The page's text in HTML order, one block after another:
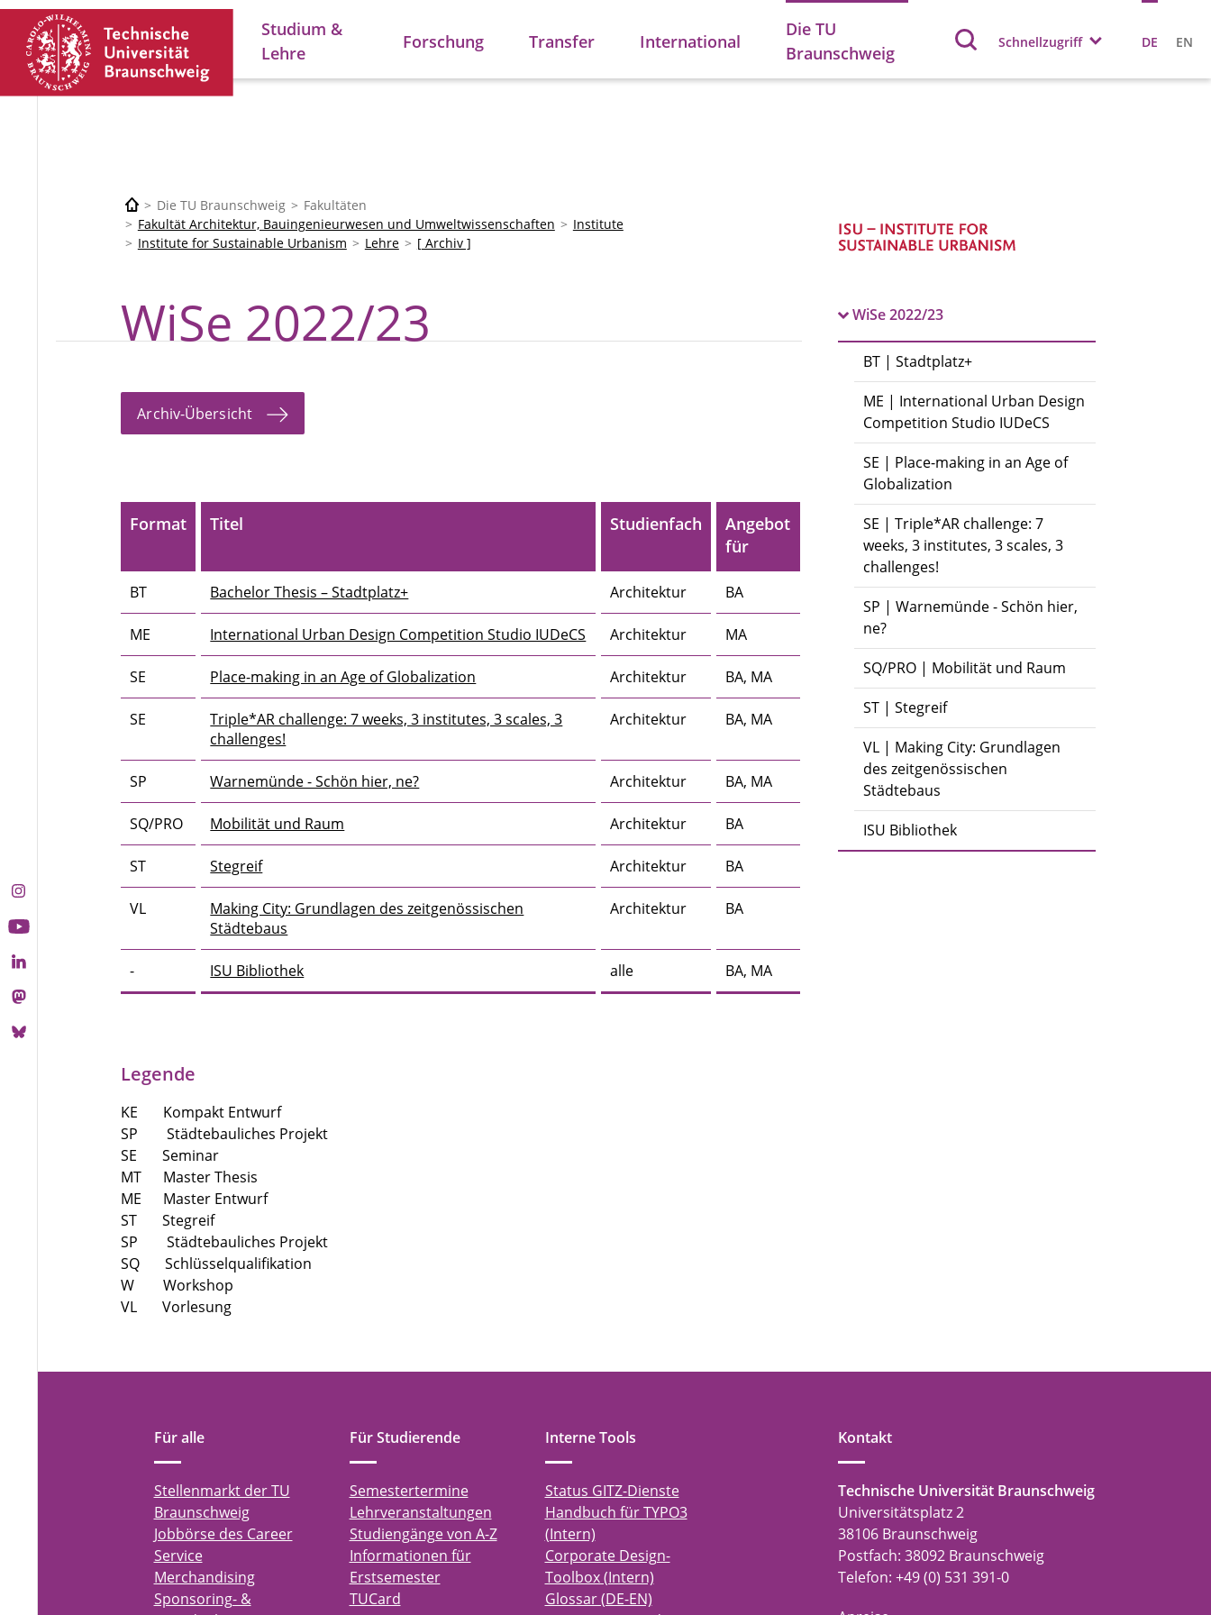
Studium &
Lehre
Forschung Transfer International
Die TU
Braunschweig
Schnellzugriff DE EN
Die TU Braunschweig
Fakultäten
Fakultät Architektur, Bauingenieurwesen und Umweltwissenschaften
Institute
Institute for Sustainable Urbanism
Lehre [ Archiv ]
WiSe 2022/23
BT | Stadtplatz+
ME | International Urban Design
Competition Studio IUDeCS
SE | Place-making in an Age of
Globalization
SE | Triple*AR challenge: 7
weeks, 3 institutes, 3 scales, 3
challenges!
SP | Warnemünde - Schön hier,
ne?
SQ/PRO | Mobilität und Raum
ST | Stegreif
VL | Making City: Grundlagen
des zeitgenössischen
Städtebaus
ISU Bibliothek
WiSe 2022/23
Archiv-Übersicht
Format Titel Studienfach
Angebot
für
BT Bachelor Thesis – Stadtplatz+ Architektur BA
ME International Urban Design Competition Studio IUDeCS Architektur MA
SE Place-making in an Age of Globalization Architektur BA, MA
SE
Triple*AR challenge: 7 weeks, 3 institutes, 3 scales, 3
challenges!
Architektur BA, MA
SP Warnemünde - Schön hier, ne? Architektur BA, MA
SQ/PRO Mobilität und Raum Architektur BA
ST Stegreif Architektur BA
VL
Making City: Grundlagen des zeitgenössischen
Städtebaus
Architektur BA
- ISU Bibliothek alle BA, MA
Legende
KE Kompakt Entwurf
SP Städtebauliches Projekt
SE Seminar
MT Master Thesis
ME Master Entwurf
ST Stegreif
SP Städtebauliches Projekt
SQ Schlüsselqualifikation
W Workshop
VL Vorlesung
Für alle
Stellenmarkt der TU
Braunschweig
Jobbörse des Career
Service
Merchandising
Sponsoring- &
Für Studierende
Semestertermine
Lehrveranstaltungen
Studiengänge von A-Z
Informationen für
Erstsemester
TUCard
Interne Tools
Status GITZ-Dienste
Handbuch für TYPO3
(Intern)
Corporate Design-
Toolbox (Intern)
Glossar (DE-EN)
Kontakt
Technische Universität Braunschweig
Universitätsplatz 2
38106 Braunschweig
Postfach: 38092 Braunschweig
Telefon: +49 (0) 531 391-0